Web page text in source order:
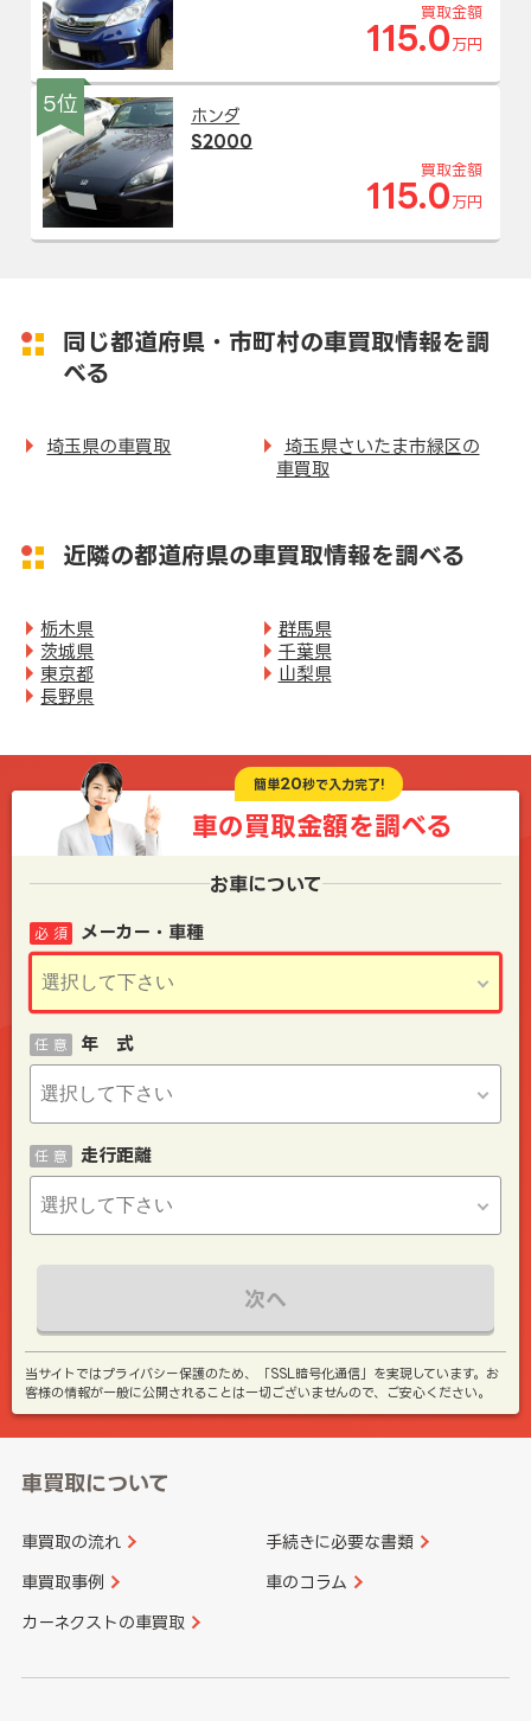
買取金額
115.0 万円
5位
ホンダ
S2000
買取金額
115.0 万円
同じ都道府県・市町村の車買取情報を調
べる
埼玉県の車買取
埼玉県さいたま市緑区の
車買取
近隣の都道府県の車買取情報を調べる
栃木県
群馬県
茨城県
千葉県
東京都
山梨県
長野県
簡単20秒で入力完了!
車の買取金額を調べる
お車について
メーカー・車種
必 須
年 式
任 意
走行距離
任 意
次へ
当サイトではプライバシー保護のため、「SSL暗号化通信」を実現しています。お
客様の情報が一般に公開されることは一切ございませんので、ご安心ください。
車買取について
車買取の流れ 手続きに必要な書類
車買取事例 車のコラム
カーネクストの車買取